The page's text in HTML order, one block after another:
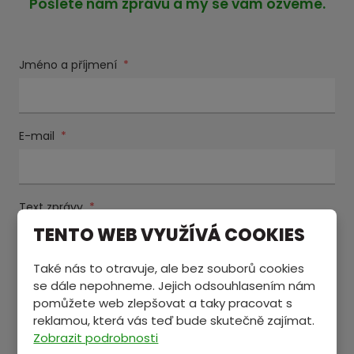
Jméno a příjmení *
E-mail *
Text zprávy *
TENTO WEB VYUŽÍVÁ COOKIES
Také nás to otravuje, ale bez souborů cookies
se dále nepohneme. Jejich odsouhlasením nám
pomůžete web zlepšovat a taky pracovat s
reklamou, která vás teď bude skutečně zajímat.
Zobrazit podrobnosti